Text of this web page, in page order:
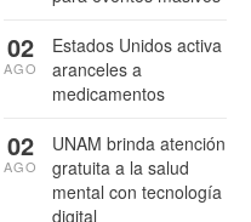
Estados Unidos activa
aranceles a
medicamentos
02
AGO
UNAM brinda atención
gratuita a la salud
mental con tecnología
digital
02
AGO